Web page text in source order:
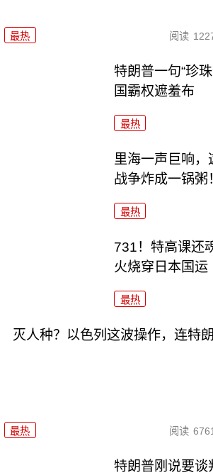
最热 阅读
特朗普一句“珍
国霸权遮羞布
最热
里海一声巨响，
战争炸成一锅粥
最热
731！特高课还
火烧穿日本国运
最热
灭人种？以色列这波操作，连特
最热 阅读 6761
特朗普刚说要谈